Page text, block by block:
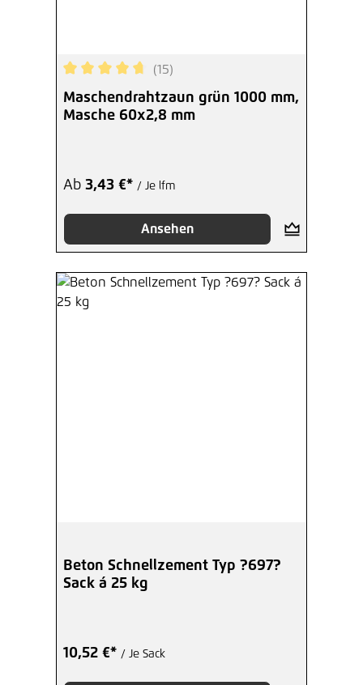
Durchschnittliche Bewertung von 4.87 von 5
(15)
Maschendrahtzaun grün 1000 mm,
Masche 60x2,8 mm
Ab 3,43 €* / Je lfm
Ansehen
Beton Schnellzement Typ ?697?
Sack á 25 kg
10,52 €* / Je Sack